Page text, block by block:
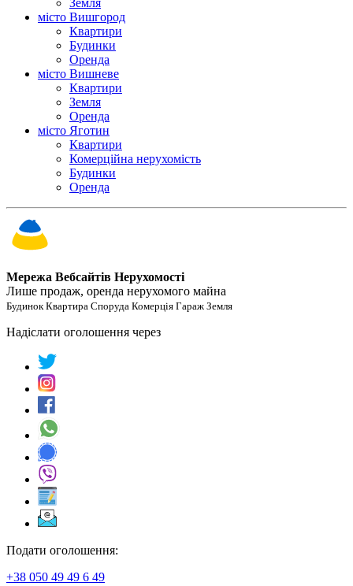
місто Вишгород
Квартири
Будинки
Оренда
місто Вишневе
Квартири
Земля
Оренда
місто Яготин
Квартири
Комерційна нерухомість
Будинки
Оренда
Мережа Вебсайтів Нерухомості
Лише продаж, оренда нерухомого майна
Будинок Квартира Споруда Комерція Гараж Земля
Надіслати оголошення через
Подати оголошення:
+38 050 49 49 6 49